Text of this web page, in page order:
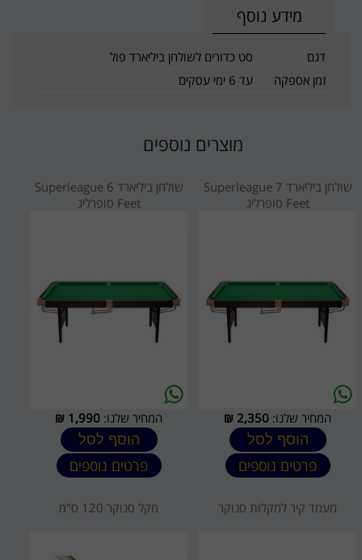
מידע נוסף
דגם
סט כדורים לשולחן ביליארד פול
זמן אספקה
עד 6 ימי עסקים
מוצרים נוספים
שולחן ביליארד Superleague 7
Feet סופרליג
המחיר שלנו: 2,350
₪
הוסף לסל
פרטים נוספים
שולחן ביליארד Superleague 6
Feet סופרליג
המחיר שלנו: 1,990
₪
הוסף לסל
פרטים נוספים
מעמד קיר למקלות סנוקר מקל סנוקר 120 ס"מ